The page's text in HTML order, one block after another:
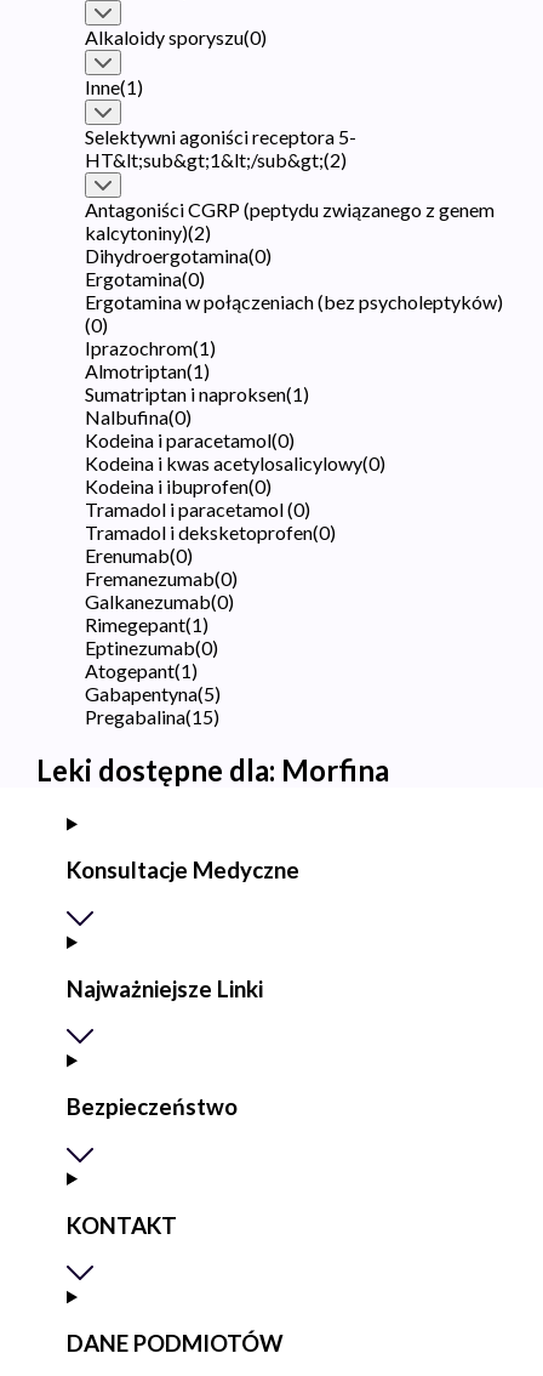
Alkaloidy sporyszu(0)
Inne(1)
Selektywni agoniści receptora 5-
HT&lt;sub&gt;1&lt;/sub&gt;(2)
Antagoniści CGRP (peptydu związanego z genem
kalcytoniny)(2)
Dihydroergotamina(0)
Ergotamina(0)
Ergotamina w połączeniach (bez psycholeptyków)
(0)
Iprazochrom(1)
Almotriptan(1)
Sumatriptan i naproksen(1)
Nalbufina(0)
Kodeina i paracetamol(0)
Kodeina i kwas acetylosalicylowy(0)
Kodeina i ibuprofen(0)
Tramadol i paracetamol(0)
Tramadol i deksketoprofen(0)
Erenumab(0)
Fremanezumab(0)
Galkanezumab(0)
Rimegepant(1)
Eptinezumab(0)
Atogepant(1)
Gabapentyna(5)
Pregabalina(15)
Leki dostępne dla: Morfina
Konsultacje Medyczne
Najważniejsze Linki
Bezpieczeństwo
KONTAKT
DANE PODMIOTÓW